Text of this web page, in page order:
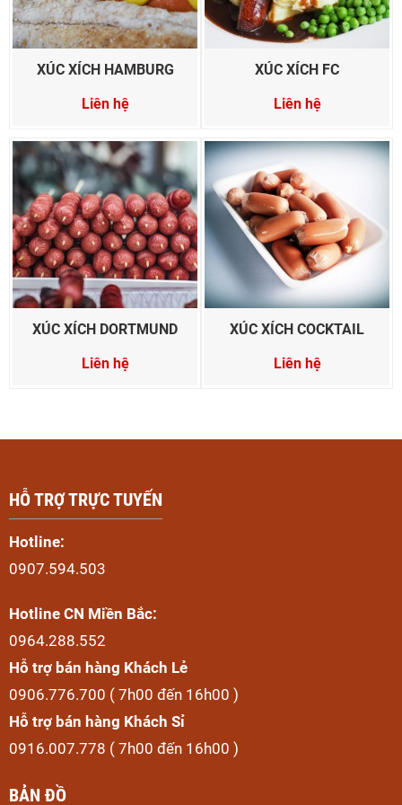
XÚC XÍCH HAMBURG
Liên hệ
XÚC XÍCH FC
Liên hệ
XÚC XÍCH DORTMUND
Liên hệ
XÚC XÍCH COCKTAIL
Liên hệ
HỖ TRỢ TRỰC TUYẾN
Hotline:
0907.594.503
Hotline CN Miền Bắc:
0964.288.552
Hỗ trợ bán hàng Khách Lẻ
0906.776.700 ( 7h00 đến 16h00 )
Hỗ trợ bán hàng Khách Sỉ
0916.007.778 ( 7h00 đến 16h00 )
BẢN ĐỒ